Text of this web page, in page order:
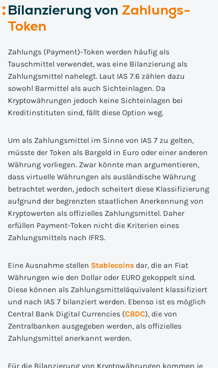
Bilanzierung von Zahlungs-
Token
Zahlungs (Payment)-Token werden häufig als
Tauschmittel verwendet, was eine Bilanzierung als
Zahlungsmittel nahelegt. Laut IAS 7.6 zählen dazu
sowohl Barmittel als auch Sichteinlagen. Da
Kryptowährungen jedoch keine Sichteinlagen bei
Kreditinstituten sind, fällt diese Option weg.
Um als Zahlungsmittel im Sinne von IAS 7 zu gelten,
müsste der Token als Bargeld in Euro oder einer anderen
Währung vorliegen. Zwar könnte man argumentieren,
dass virtuelle Währungen als ausländische Währung
betrachtet werden, jedoch scheitert diese Klassifizierung
aufgrund der begrenzten staatlichen Anerkennung von
Kryptowerten als offizielles Zahlungsmittel. Daher
erfüllen Payment-Token nicht die Kriterien eines
Zahlungsmittels nach IFRS.
Eine Ausnahme stellen Stablecoins dar, die an Fiat
Währungen wie den Dollar oder EURO gekoppelt sind.
Diese können als Zahlungsmitteläquivalent klassifiziert
und nach IAS 7 bilanziert werden. Ebenso ist es möglich
Central Bank Digital Currencies (CBDC), die von
Zentralbanken ausgegeben werden, als offizielles
Zahlungsmittel anerkannt werden.
Für die Bilanzierung von Kryptowährungen kommen je